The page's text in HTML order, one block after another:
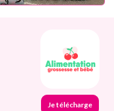
Je télécharge